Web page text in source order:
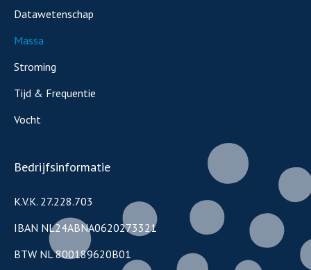
Datawetenschap
Massa
Stroming
Tijd & Frequentie
Vocht
Bedrijfsinformatie
K.V.K. 27.228.703
IBAN NL24ABNA0620273321
BTW NL 800189620B01